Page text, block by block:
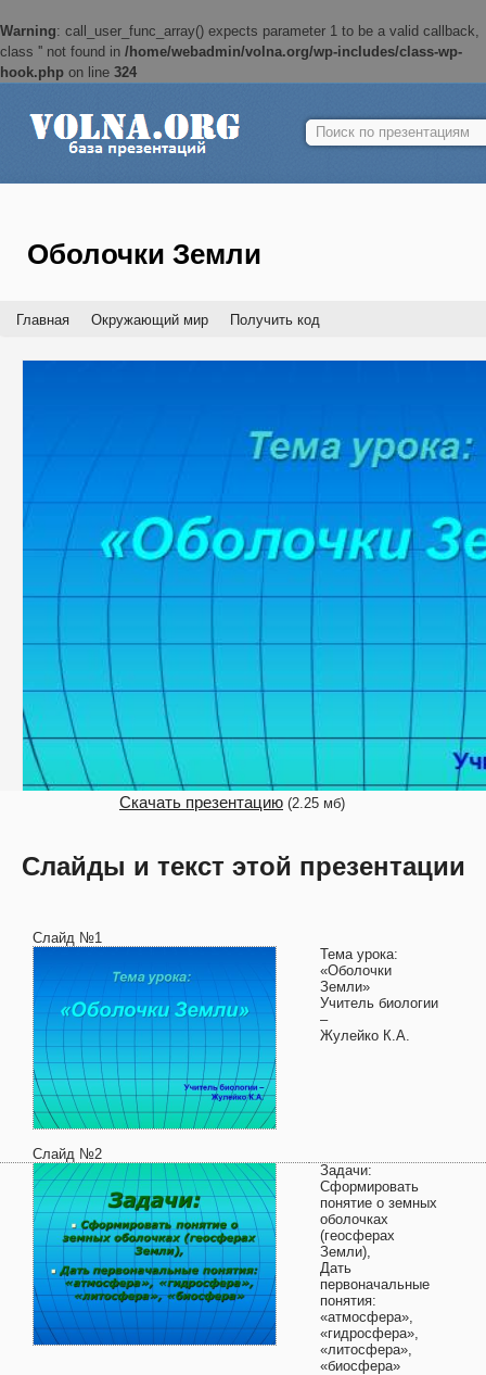
Warning: call_user_func_array() expects parameter 1 to be a valid callback,
class '' not found in /home/webadmin/volna.org/wp-includes/class-wp-
hook.php on line 324
Найти:
Оболочки Земли
Главная Окружающий мир Получить код
Скачать презентацию (2.25 мб)
Слайды и текст этой презентации
Слайд №1
Тема урока:
«Оболочки
Земли»
Учитель биологии
–
Жулейко К.А.
Слайд №2
Задачи:
Сформировать
понятие о земных
оболочках
(геосферах
Земли),
Дать
первоначальные
понятия:
«атмосфера»,
«гидросфера»,
«литосфера»,
«биосфера»